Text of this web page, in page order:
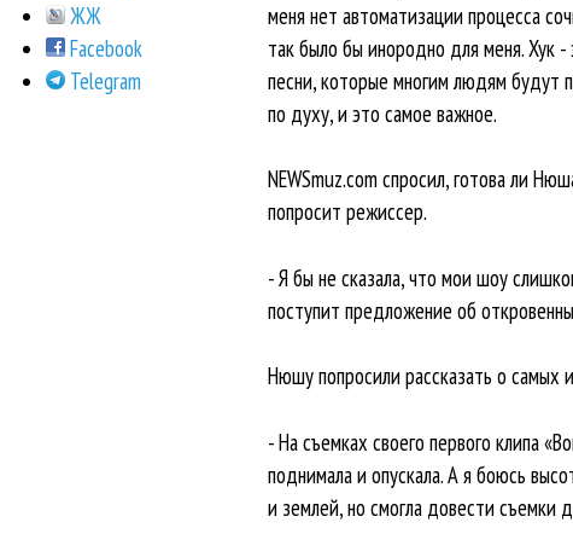
меня нет автоматизации процесса
так было бы инородно для меня. Хук
песни, которые многим людям будут
по духу, и это самое важное.
NEWSmuz.com спросил, готова ли
попросит режиссер.
- Я бы не сказала, что мои шоу
поступит предложение об
Нюшу попросили рассказать о самых
- На съемках своего первого клипа
поднимала и опускала. А я боюсь
и землей, но смогла довести съемки
ЖЖ
Facebook
Telegram